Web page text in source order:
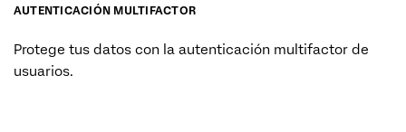
AUTENTICACIÓN MULTIFACTOR
Protege tus datos con la autenticación multifactor de
usuarios.